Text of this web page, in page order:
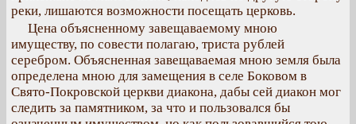
реки, лишаются возможности посещать церковь.
Цена объясненному завещаваемому мною
имуществу, по совести полагаю, триста рублей
серебром. Объясненная завещаваемая мною земля была
определена мною для замещения в селе Боковом в
Свято-Покровской церкви диакона, дабы сей диакон мог
следить за памятником, за что и пользовался бы